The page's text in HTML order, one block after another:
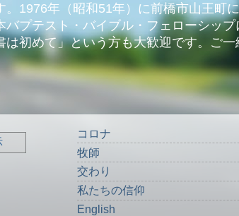
1976年（昭和51年）に前橋市山王町
プテスト・バイブル・フェローシップ
初めて」という方も大歓迎です。ご一
コロナ
牧師
交わり
私たちの信仰
English